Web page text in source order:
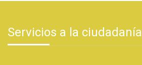
Servicios a la ciudadanía